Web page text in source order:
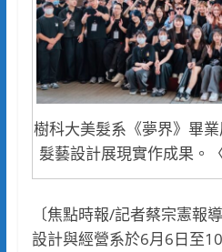
樹科大美髮系《夢界》畢
髮藝設計展現實作成果。
〔焦點時報/記者蔡宗憲報
設計與經營系於6月6日至